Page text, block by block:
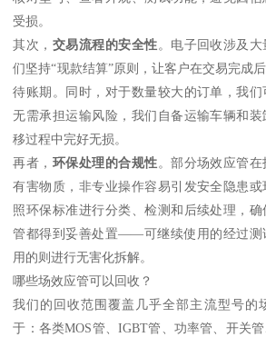
受损。
其次， 交易流程的安全性。电子回收涉及
们坚持“现款结算”原则，让客户在交易完成
待账期。同时，对于数量较大的订单，我
无需承担运输风险，我们自备运输车辆和
移过程中完好无损。
再者， 环保处理的合规性。部分场效应管
有害物质，非专业操作容易引发安全隐患
照环保标准进行分类、检测和后续处理，
管都得到妥善处置——可继续使用的经过测
用的则进行无害化拆解。
哪些场效应管可以回收？
我们的回收范围覆盖几乎全部主流型号的
于：各类MOS管、IGBT管、功率管、开关